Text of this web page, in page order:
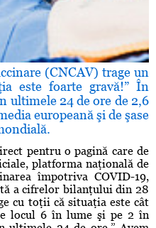
(CNCAV) trage un
este foarte gravă!” În
ultimele 24 de ore de 2,6
europeană şi de şase
pentru o pagină care de
platforma naţională de
împotriva COVID-19,
a cifrelor bilanţului din 28
cu toţii că situaţia este cât
locul 6 în lume şi pe 2 în